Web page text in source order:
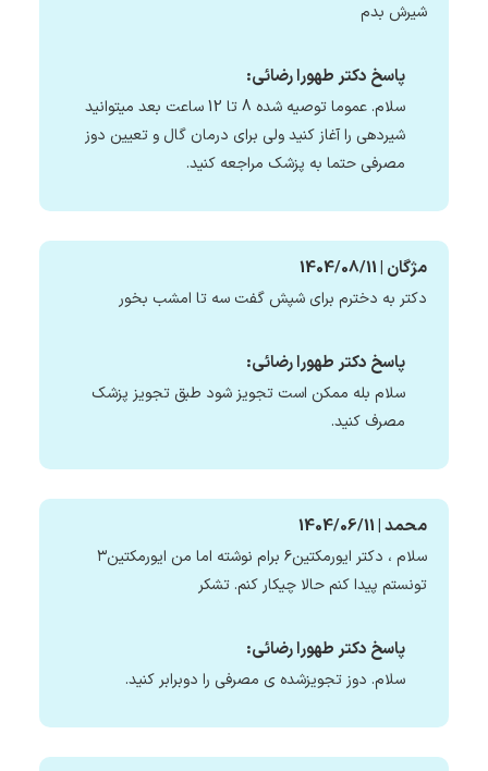
شیرش بدم
پاسخ دکتر طهورا رضائی:
سلام. عموما توصیه شده 8 تا 12 ساعت بعد میتوانید
شیردهی را آغاز کنید ولی برای درمان گال و تعیین دوز
مصرفی حتما به پزشک مراجعه کنید.
مژگان | 1404/08/11
دکتر به دخترم برای شپش گفت سه تا امشب بخور
پاسخ دکتر طهورا رضائی:
سلام بله ممکن است تجویز شود طبق تجویز پزشک
مصرف کنید.
محمد | 1404/06/11
سلام ، دکتر ایورمکتین۶ برام نوشته اما من ایورمکتین۳
تونستم پیدا کنم حالا چیکار کنم. تشکر
پاسخ دکتر طهورا رضائی:
سلام. دوز تجویزشده ی مصرفی را دوبرابر کنید.